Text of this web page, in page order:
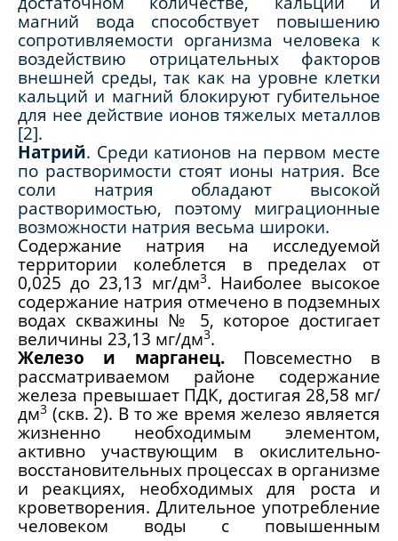
магний вода способствует повышению
сопротивляемости организма человека к
воздействию отрицательных факторов
внешней среды, так как на уровне клетки
кальций и магний блокируют губительное
для нее действие ионов тяжелых металлов
[2].
Натрий. Среди катионов на первом месте
по растворимости стоят ионы натрия. Все
соли натрия обладают высокой
растворимостью, поэтому миграционные
возможности натрия весьма широки.
Содержание натрия на исследуемой
территории колеблется в пределах от
0,025 до 23,13 мг/дм3. Наиболее высокое
содержание натрия отмечено в подземных
водах скважины № 5, которое достигает
величины 23,13 мг/дм3.
Железо и марганец. Повсеместно в
рассматриваемом районе содержание
железа превышает ПДК, достигая 28,58 мг/
дм3 (скв. 2). В то же время железо является
жизненно необходимым элементом,
активно участвующим в окислительно-
восстановительных процессах в организме
и реакциях, необходимых для роста и
кроветворения. Длительное употребление
человеком воды с повышенным